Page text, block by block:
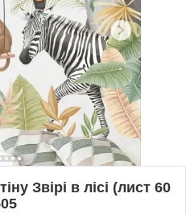
Звірі в лісі (лист 60